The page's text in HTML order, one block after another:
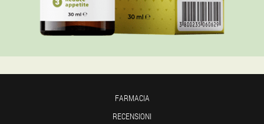
FARMACIA
RECENSIONI